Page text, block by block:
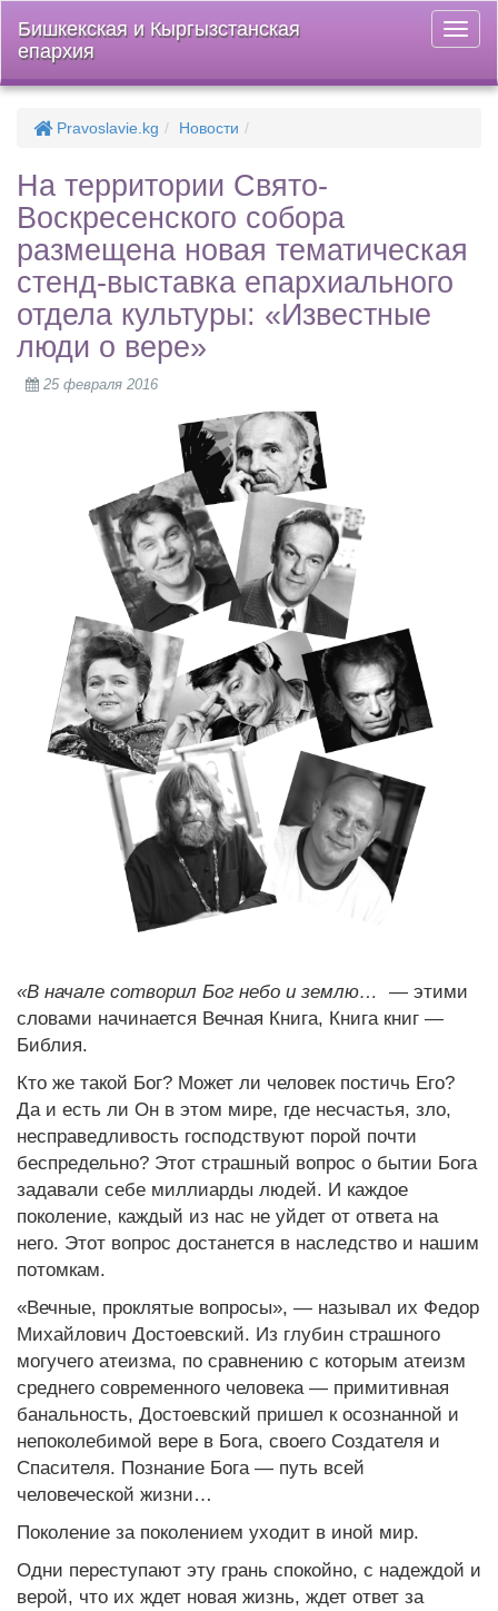
меню
Бишкекская и Кыргызстанская
епархия
Pravoslavie.kg Новости
На территории Свято-
Воскресенского собора
размещена новая тематическая
стенд-выставка епархиального
отдела культуры: «Известные
люди о вере»
25 февраля 2016
«В начале сотворил Бог небо и землю…
— этими
словами начинается Вечная Книга, Книга книг —
Библия.
Кто же такой Бог? Может ли человек постичь Его?
Да и есть ли Он в этом мире, где несчастья, зло,
несправедливость господствуют порой почти
беспредельно? Этот страшный вопрос о бытии Бога
задавали себе миллиарды людей. И каждое
поколение, каждый из нас не уйдет от ответа на
него. Этот вопрос достанется в наследство и нашим
потомкам.
«Вечные, проклятые вопросы», — называл их Федор
Михайлович Достоевский. Из глубин страшного
могучего атеизма, по сравнению с которым атеизм
среднего современного человека — примитивная
банальность, Достоевский пришел к осознанной и
непоколебимой вере в Бога, своего Создателя и
Спасителя. Познание Бога — путь всей
человеческой жизни…
Поколение за поколением уходит в иной мир.
Одни переступают эту грань спокойно, с надеждой и
верой, что их ждет новая жизнь, ждет ответ за